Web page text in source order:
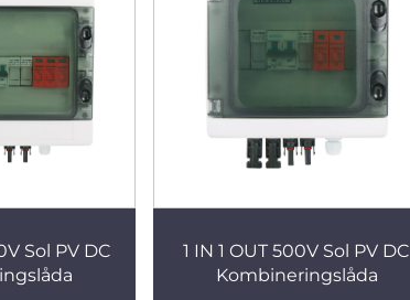
Sol PV DC
1 IN 1 OUT 500V Sol PV DC
Kombineringslåda